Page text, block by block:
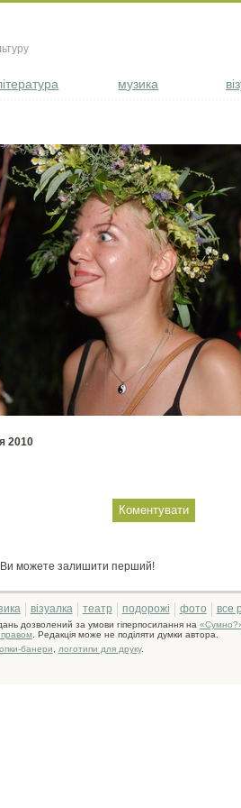
музика
2010
Ви можете залишити перший!
візуалка театр подорожі фото все
дозволений за умови гіперпосилання на
. Редакція може не поділяти думки автора.
банери логотипи для друку.